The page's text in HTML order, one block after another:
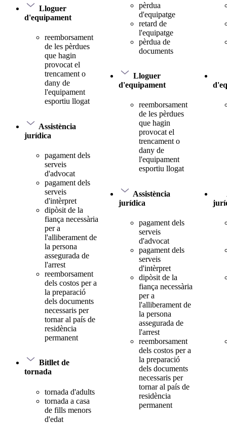
Lloguer
d'equipament
reemborsament
de les pèrdues
que hagin
provocat el
trencament o
dany de
l'equipament
esportiu llogat
Assistència
jurídica
pagament dels
serveis
d'advocat
pagament dels
serveis
d'intèrpret
dipòsit de la
fiança necessària
per a
l'alliberament de
la persona
assegurada de
l'arrest
reemborsament
dels costos per a
la preparació
dels documents
necessaris per
tornar al país de
residència
permanent
Bitllet de
tornada
tornada d'adults
tornada a casa
de fills menors
d'edat
pèrdua
d'equipatge
retard de
l'equipatge
pèrdua de
documents
Lloguer
d'equipament
reemborsament
de les pèrdues
que hagin
provocat el
trencament o
dany de
l'equipament
esportiu llogat
Assistència
jurídica
pagament dels
serveis
d'advocat
pagament dels
serveis
d'intèrpret
dipòsit de la
fiança necessària
per a
l'alliberament de
la persona
assegurada de
l'arrest
reemborsament
dels costos per a
la preparació
dels documents
necessaris per
tornar al país de
residència
permanent